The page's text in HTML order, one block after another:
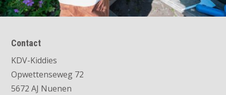
Contact
KDV-Kiddies
Opwettenseweg 72
5672 AJ Nuenen